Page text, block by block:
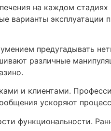
на каждом стадиях
варианты
предугадывать
различные
и клиентами.
ускоряют
функциональности.